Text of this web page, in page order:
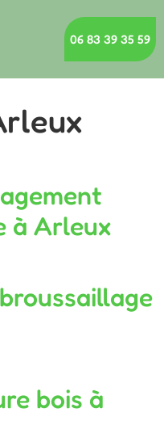
06 83 39 35 59
à Arleux
bois à